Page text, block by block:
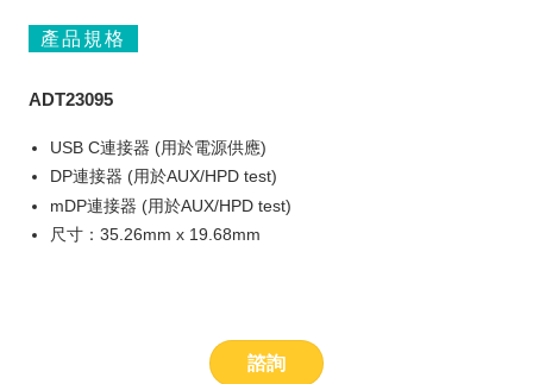
產品規格
ADT23095
USB C連接器 (用於電源供應)
DP連接器 (用於AUX/HPD test)
mDP連接器 (用於AUX/HPD test)
尺寸：35.26mm x 19.68mm
諮詢